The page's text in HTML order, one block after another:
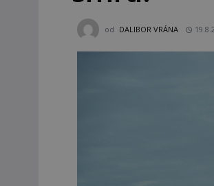
od DALIBOR VRÁNA